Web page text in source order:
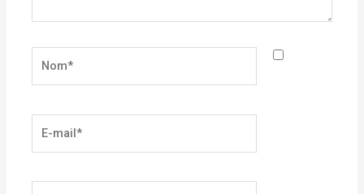
mail*